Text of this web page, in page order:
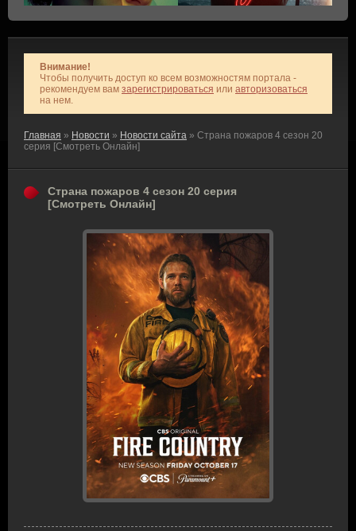
Внимание!
Чтобы получить доступ ко всем возможностям портала -
рекомендуем вам зарегистрироваться или авторизоваться
на нем.
Главная » Новости » Новости сайта » Страна пожаров 4 сезон 20
серия [Смотреть Онлайн]
Страна пожаров 4 сезон 20 серия
[Смотреть Онлайн]